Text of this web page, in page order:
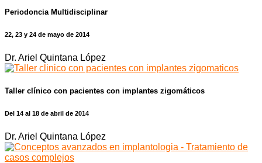
Periodoncia Multidisciplinar
22, 23 y 24 de mayo de 2014
Dr. Ariel Quintana López
Taller clínico con pacientes con implantes zigomáticos
Del 14 al 18 de abril de 2014
Dr. Ariel Quintana López